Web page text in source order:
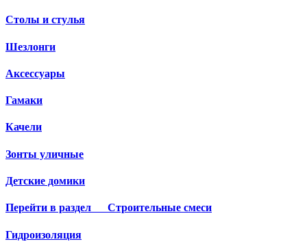
Столы и стулья
Шезлонги
Аксессуары
Гамаки
Качели
Зонты уличные
Детские домики
Перейти в раздел Строительные смеси
Гидроизоляция